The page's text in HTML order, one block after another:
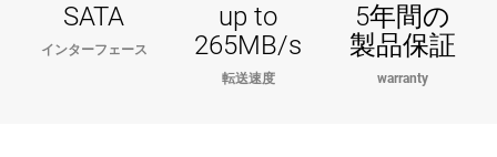
SATA
インターフェース
up to
265MB/s
転送速度
5年間の
製品保証
warranty